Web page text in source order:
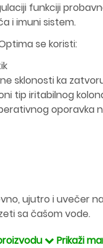
funkciji
i imuni sistem.
se koristi:
sklonosti ka
tip iritabilnog
oporavka
ujutro i uvečer
sa čašom vode.
Prikaži